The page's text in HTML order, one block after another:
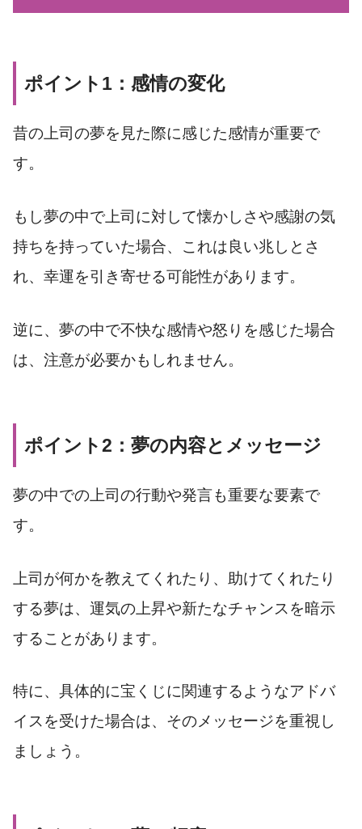
ポイント1：感情の変化
昔の上司の夢を見た際に感じた感情が重要で
す。
もし夢の中で上司に対して懐かしさや感謝の気
持ちを持っていた場合、これは良い兆しとさ
れ、幸運を引き寄せる可能性があります。
逆に、夢の中で不快な感情や怒りを感じた場合
は、注意が必要かもしれません。
ポイント2：夢の内容とメッセージ
夢の中での上司の行動や発言も重要な要素で
す。
上司が何かを教えてくれたり、助けてくれたり
する夢は、運気の上昇や新たなチャンスを暗示
することがあります。
特に、具体的に宝くじに関連するようなアドバ
イスを受けた場合は、そのメッセージを重視し
ましょう。